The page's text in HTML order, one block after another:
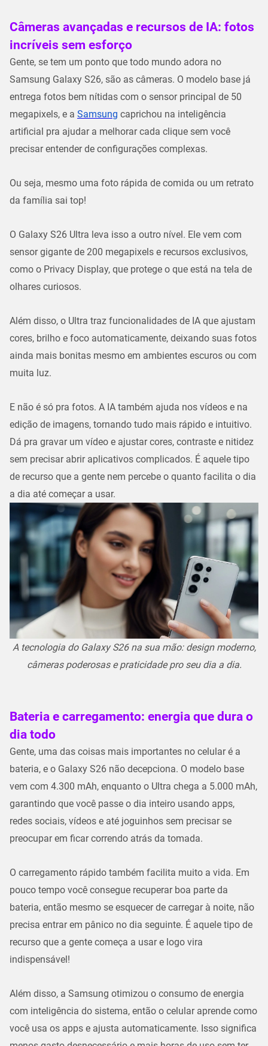
Câmeras avançadas e recursos de IA: fotos
incríveis sem esforço
Gente, se tem um ponto que todo mundo adora no
Samsung Galaxy S26, são as câmeras. O modelo base já
entrega fotos bem nítidas com o sensor principal de 50
megapixels, e a Samsung caprichou na inteligência
artificial pra ajudar a melhorar cada clique sem você
precisar entender de configurações complexas.
Ou seja, mesmo uma foto rápida de comida ou um retrato
da família sai top!
O Galaxy S26 Ultra leva isso a outro nível. Ele vem com
sensor gigante de 200 megapixels e recursos exclusivos,
como o Privacy Display, que protege o que está na tela de
olhares curiosos.
Além disso, o Ultra traz funcionalidades de IA que ajustam
cores, brilho e foco automaticamente, deixando suas fotos
ainda mais bonitas mesmo em ambientes escuros ou com
muita luz.
E não é só pra fotos. A IA também ajuda nos vídeos e na
edição de imagens, tornando tudo mais rápido e intuitivo.
Dá pra gravar um vídeo e ajustar cores, contraste e nitidez
sem precisar abrir aplicativos complicados. É aquele tipo
de recurso que a gente nem percebe o quanto facilita o dia
a dia até começar a usar.
A tecnologia do Galaxy S26 na sua mão: design moderno,
câmeras poderosas e praticidade pro seu dia a dia.
Bateria e carregamento: energia que dura o
dia todo
Gente, uma das coisas mais importantes no celular é a
bateria, e o Galaxy S26 não decepciona. O modelo base
vem com 4.300 mAh, enquanto o Ultra chega a 5.000 mAh,
garantindo que você passe o dia inteiro usando apps,
redes sociais, vídeos e até joguinhos sem precisar se
preocupar em ficar correndo atrás da tomada.
O carregamento rápido também facilita muito a vida. Em
pouco tempo você consegue recuperar boa parte da
bateria, então mesmo se esquecer de carregar à noite, não
precisa entrar em pânico no dia seguinte. É aquele tipo de
recurso que a gente começa a usar e logo vira
indispensável!
Além disso, a Samsung otimizou o consumo de energia
com inteligência do sistema, então o celular aprende como
você usa os apps e ajusta automaticamente. Isso significa